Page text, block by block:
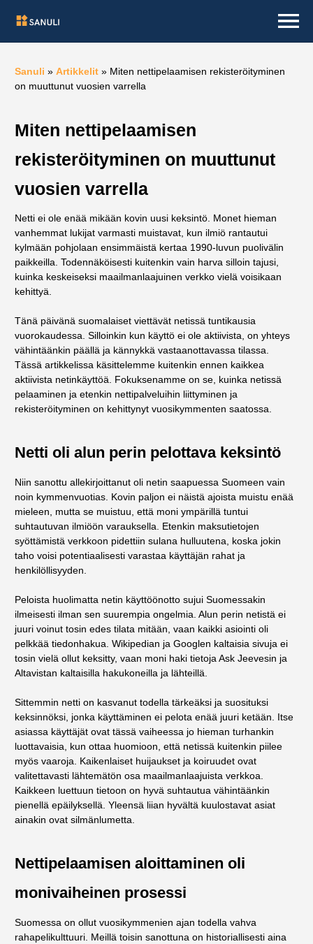
Sanuli » Artikkelit » Miten nettipelaamisen rekisteröityminen
on muuttunut vuosien varrella
Miten nettipelaamisen
rekisteröityminen on muuttunut
vuosien varrella
Netti ei ole enää mikään kovin uusi keksintö. Monet hieman
vanhemmat lukijat varmasti muistavat, kun ilmiö rantautui
kylmään pohjolaan ensimmäistä kertaa 1990-luvun puolivälin
paikkeilla. Todennäköisesti kuitenkin vain harva silloin tajusi,
kuinka keskeiseksi maailmanlaajuinen verkko vielä voisikaan
kehittyä.
Tänä päivänä suomalaiset viettävät netissä tuntikausia
vuorokaudessa. Silloinkin kun käyttö ei ole aktiivista, on yhteys
vähintäänkin päällä ja kännykkä vastaanottavassa tilassa.
Tässä artikkelissa käsittelemme kuitenkin ennen kaikkea
aktiivista netinkäyttöä. Fokuksenamme on se, kuinka netissä
pelaaminen ja etenkin nettipalveluihin liittyminen ja
rekisteröityminen on kehittynyt vuosikymmenten saatossa.
Netti oli alun perin pelottava keksintö
Niin sanottu allekirjoittanut oli netin saapuessa Suomeen vain
noin kymmenvuotias. Kovin paljon ei näistä ajoista muistu enää
mieleen, mutta se muistuu, että moni ympärillä tuntui
suhtautuvan ilmiöön varauksella. Etenkin maksutietojen
syöttämistä verkkoon pidettiin sulana hulluutena, koska jokin
taho voisi potentiaalisesti varastaa käyttäjän rahat ja
henkilöllisyyden.
Peloista huolimatta netin käyttöönotto sujui Suomessakin
ilmeisesti ilman sen suurempia ongelmia. Alun perin netistä ei
juuri voinut tosin edes tilata mitään, vaan kaikki asiointi oli
pelkkää tiedonhakua. Wikipedian ja Googlen kaltaisia sivuja ei
tosin vielä ollut keksitty, vaan moni haki tietoja Ask Jeevesin ja
Altavistan kaltaisilla hakukoneilla ja lähteillä.
Sittemmin netti on kasvanut todella tärkeäksi ja suosituksi
keksinnöksi, jonka käyttäminen ei pelota enää juuri ketään. Itse
asiassa käyttäjät ovat tässä vaiheessa jo hieman turhankin
luottavaisia, kun ottaa huomioon, että netissä kuitenkin piilee
myös vaaroja. Kaikenlaiset huijaukset ja koiruudet ovat
valitettavasti lähtemätön osa maailmanlaajuista verkkoa.
Kaikkeen luettuun tietoon on hyvä suhtautua vähintäänkin
pienellä epäilyksellä. Yleensä liian hyvältä kuulostavat asiat
ainakin ovat silmänlumetta.
Nettipelaamisen aloittaminen oli
monivaiheinen prosessi
Suomessa on ollut vuosikymmenien ajan todella vahva
rahapelikulttuuri. Meillä toisin sanottuna on historiallisesti aina